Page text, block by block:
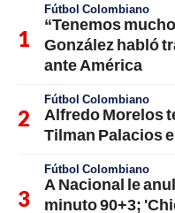
Fútbol Colombiano
“Tenemos
González habló
ante América
Fútbol Colombiano
Alfredo Morelos
Tilman Palacios
Fútbol Colombiano
A Nacional le
minuto 90+3;